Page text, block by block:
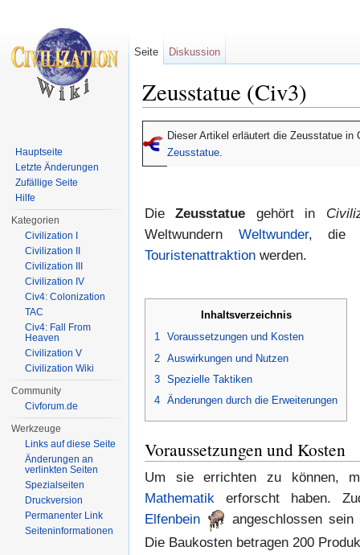
Zeusstatue (Civ3)
Dieser Artikel erläutert die Zeusstatue
Zeusstatue.
DieZeusstatue gehört in
Weltwundern Weltwunder, die
Touristenattraktion werden.
Inhaltsverzeichnis
1 Voraussetzungen und Kosten
2 Auswirkungen und Nutzen
3 Spezielle Taktiken
4 Änderungen durch die Erweiterungen
Voraussetzungen und Kosten
Um sie errichten zu können,
Mathematik erforscht haben.
Elfenbein
angeschlossen
Die Baukosten betragen 200
Seite Diskussion
Hauptseite
Letzte Änderungen
Zufällige Seite
Hilfe
Kategorien
Civilization I
Civilization II
Civilization III
Civilization IV
Civ4: Colonization
TAC
Civ4: Fall From
Heaven
Civilization V
Civilization Wiki
Community
Civforum.de
Werkzeuge
Links auf diese Seite
Änderungen an
verlinkten Seiten
Spezialseiten
Druckversion
Permanenter Link
Seiten­informationen